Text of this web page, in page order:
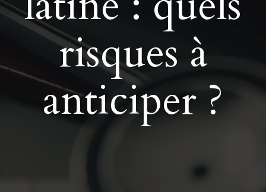
risques à
anticiper ?